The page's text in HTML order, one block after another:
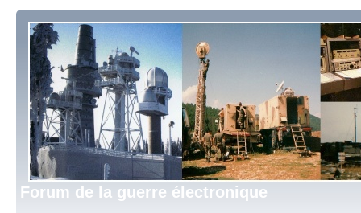
Forum de la guerre électronique